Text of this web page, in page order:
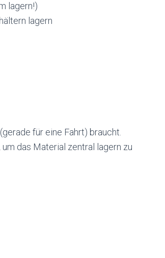
lagern!)
lagern
für eine Fahrt) braucht.
das Material zentral lagern zu